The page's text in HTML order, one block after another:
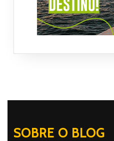
SOBRE O BLOG